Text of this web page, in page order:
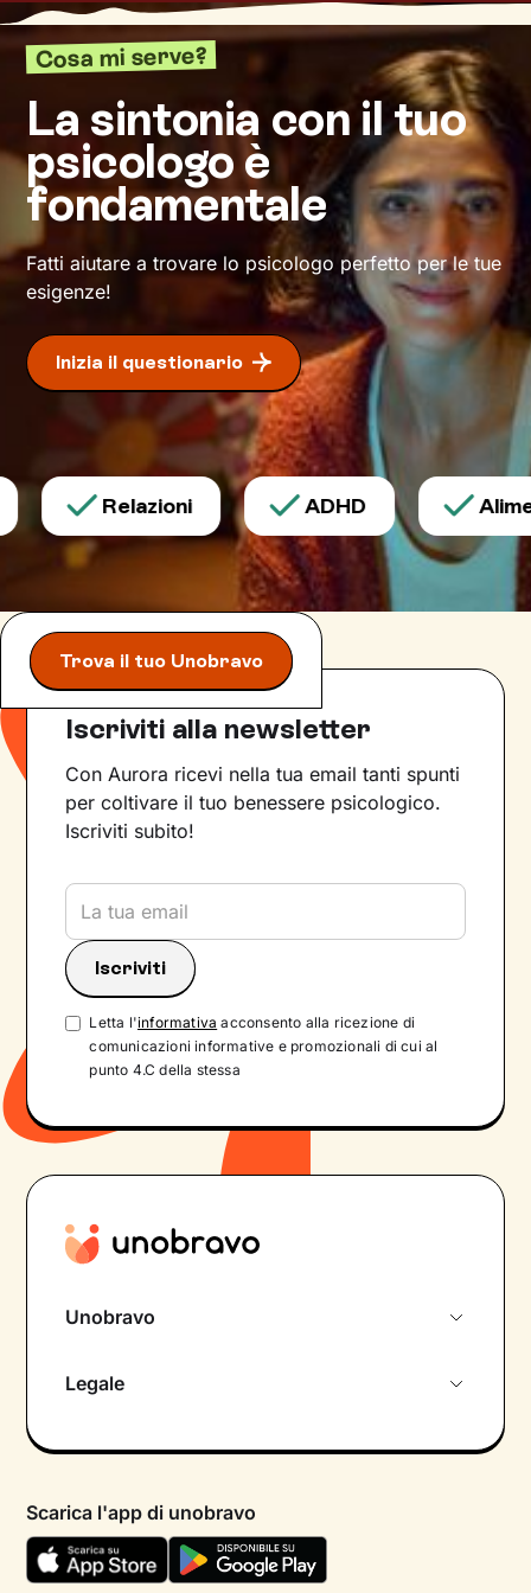
Attraversotecniche ed esercizi specifici, scelti
in base ai tuoi valori e bisogni, potrai
ristrutturare quelle modalità di pensiero e
azione che finora ti hanno limitato. Io resterò al
tuo fianco per spronarti e sostenerti, e
cammineremo insieme verso la meta: il tuo
benessere.
Cosa mi serve?
La sintonia con il tuo
psicologo è
fondamentale
Fatti aiutare a trovare lo psicologo perfetto per le tue
esigenze!
Inizia il questionario
Relazioni ADHD
Trova il tuo Unobravo
Iscriviti alla newsletter
Con Aurora ricevi nella tua email tanti spunti
per coltivare il tuo benessere psicologico.
Iscriviti subito!
Letta l'informativa acconsento alla ricezione di
comunicazioni informative e promozionali di cui al
punto 4.C della stessa
Unobravo
Psicologo in chat
Aiuto urgente
FAQ
Legale
Termini e condizioni
Informativa Privacy
Scarica l'app di unobravo